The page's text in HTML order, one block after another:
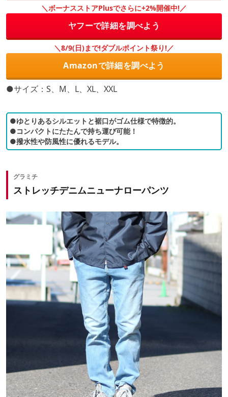
＼ボーナスストアPlusでさらに+2%開催中!／
ヤフーで詳細を調べよう
＼8/9(日)まで!ダブルポイント祭り!／
Amazonで詳細を調べよう
●サイズ：S、M、L、XL、XXL
●ゆとりあるシルエットと裾口がゴム仕様で特徴的。
●コンパクトにたたんで持ち運び可能！
●撥水性や防風性に優れるモデル。
グラミチ
ストレッチデニムニューナローパンツ